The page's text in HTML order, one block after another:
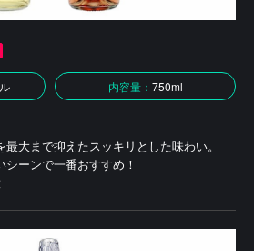
内容量： 750ml
大まで抑えたスッキリとした味わい。
ーンで一番おすすめ！